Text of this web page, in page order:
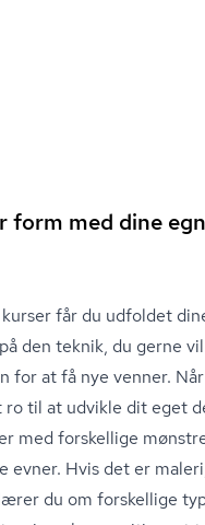
form med dine
får du udfoldet
den teknik, du gerne
for at få nye venner.
til at udvikle dit eget
med forskellige
evner. Hvis det er
du om forskellige